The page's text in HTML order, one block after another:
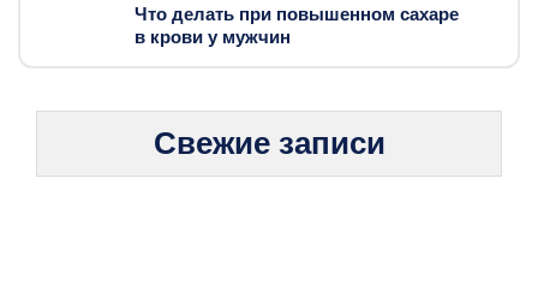
Что делать при повышенном сахаре
в крови у мужчин
Свежие записи